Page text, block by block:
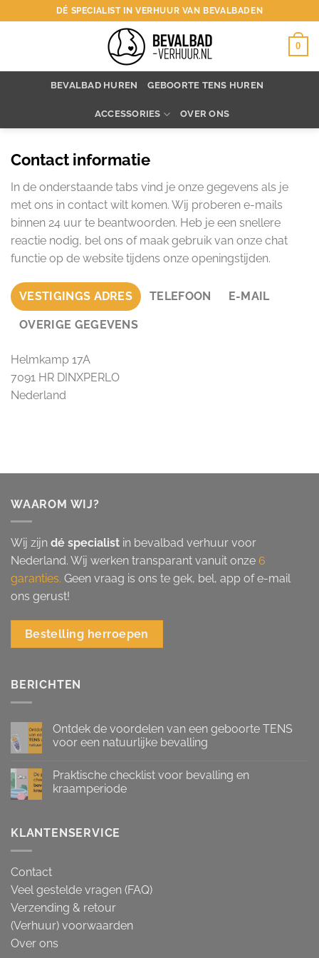
naar
DÉ SPECIALIST IN VERHUUR VAN BEVALBADEN
0
BEVALBAD HUREN GEBOORTE TENS HUREN
ACCESSORIES OVER ONS
Contact informatie
In de onderstaande tabs vind je onze gegevens als je
met ons in contact wilt komen. Wij proberen e-mails
binnen 24 uur te beantwoorden. Heb je een snellere
reactie nodig, bel ons of maak gebruik van onze chat
functie op de website tijdens onze openingstijden.
VESTIGINGS ADRES TELEFOON E-MAIL
OVERIGE GEGEVENS
Helmkamp 17A
7091 HR DINXPERLO
Nederland
WAAROM WIJ?
Wij zijn dé specialist in bevalbad verhuur voor
Nederland. Wij werken transparant vanuit onze 6
garanties. Geen vraag is ons te gek, bel, app of e-mail
ons gerust!
Bestelling herroepen
BERICHTEN
Ontdek de voordelen van een geboorte TENS
voor een natuurlijke bevalling
Praktische checklist voor bevalling en
kraamperiode
KLANTENSERVICE
Contact
Veel gestelde vragen (FAQ)
Verzending & retour
(Verhuur) voorwaarden
Over ons